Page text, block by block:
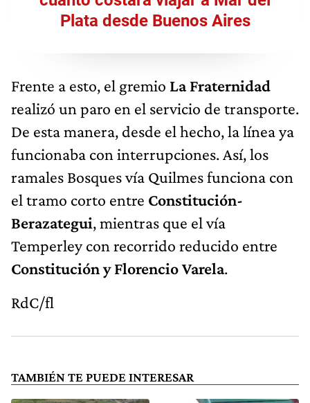
Plata desde Buenos Aires
Frente a esto, el gremio La Fraternidad
realizó un paro en el servicio de transporte.
De esta manera, desde el hecho, la línea ya
funcionaba con interrupciones. Así, los
ramales Bosques vía Quilmes funciona con
el tramo corto entre Constitución-
Berazategui, mientras que el vía
Temperley con recorrido reducido entre
Constitución y Florencio Varela.
RdC/fl
TAMBIÉN TE PUEDE INTERESAR